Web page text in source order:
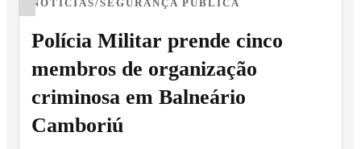
NOTÍCIAS/SEGURANÇA PÚBLICA
Polícia Militar prende cinco
membros de organização
criminosa em Balneário
Camboriú